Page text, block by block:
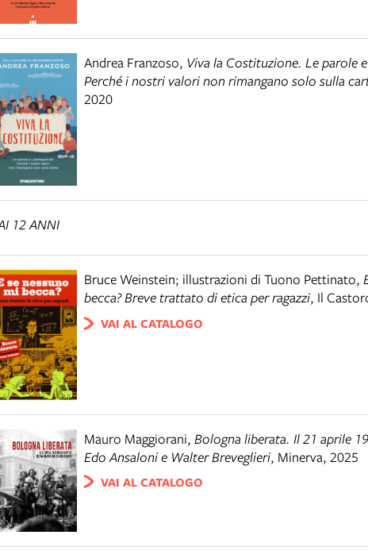
Andrea Franzoso, Viva la Costituzione. Le parole
Perché i nostri valori non rimangano solo sulla
2020
12 ANNI
Bruce Weinstein; illustrazioni di Tuono Pettinato,
becca? Breve trattato di etica per ragazzi, Il
VAI AL CATALOGO
Mauro Maggiorani, Bologna liberata. Il 21 aprile
Edo Ansaloni e Walter Breveglieri, Minerva, 2025
VAI AL CATALOGO